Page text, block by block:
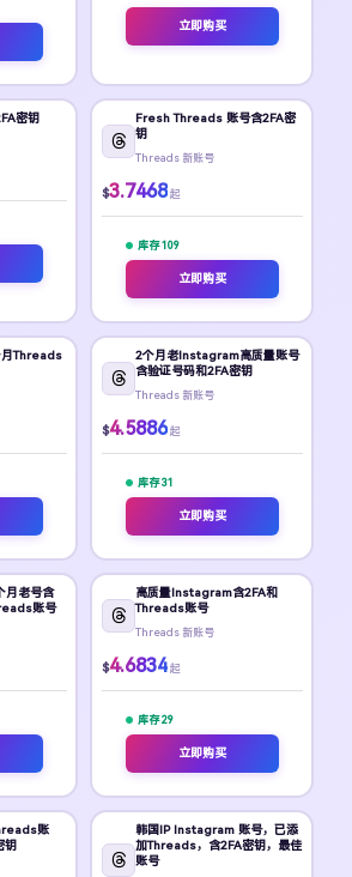
立即购买
密钥
Fresh Threads 账号含2FA密
钥
Threads 新账号
$3.7468 起
库存 109
立即购买
月Threads
2个月老Instagram高质量账号
含验证号码和2FA密钥
Threads 新账号
$4.5886 起
库存 31
立即购买
老号含
账号
高质量Instagram含2FA和
Threads账号
Threads 新账号
$4.6834 起
库存 29
立即购买
账
钥
韩国IP Instagram 账号，已添
加Threads，含2FA密钥，最佳
账号